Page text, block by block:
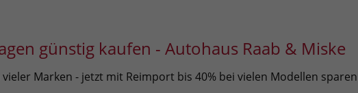
günstig kaufen - Autohaus Raab & Miske
vieler Marken - jetzt mit Reimport bis 40% bei vielen Modellen sparen